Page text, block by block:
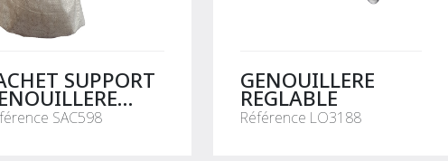
SUPPORT
SAC598
GENOUILLERE
REGLABLE
Référence LO3188